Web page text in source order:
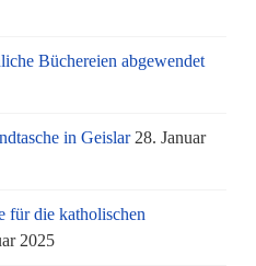
Büchereien abgewendet
in Geislar 28. Januar
für die katholischen
2025